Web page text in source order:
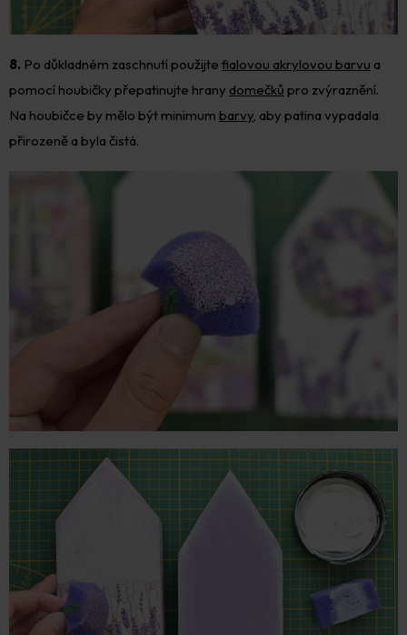
8. Po důkladném zaschnutí použijte fialovou akrylovou barvu a
pomocí houbičky přepatinujte hrany domečků pro zvýraznění.
Na houbičce by mělo být minimum barvy, aby patina vypadala
přirozeně a byla čistá.